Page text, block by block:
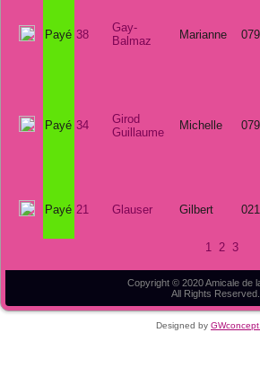
Payé 38
Gay-
Balmaz
Marianne
Payé 34
Girod
Guillaume
Michelle
Payé 21 Glauser Gilbert
1 2 3
Copyright © 2020 Amicale de
All Rights Reserved.
Designed by